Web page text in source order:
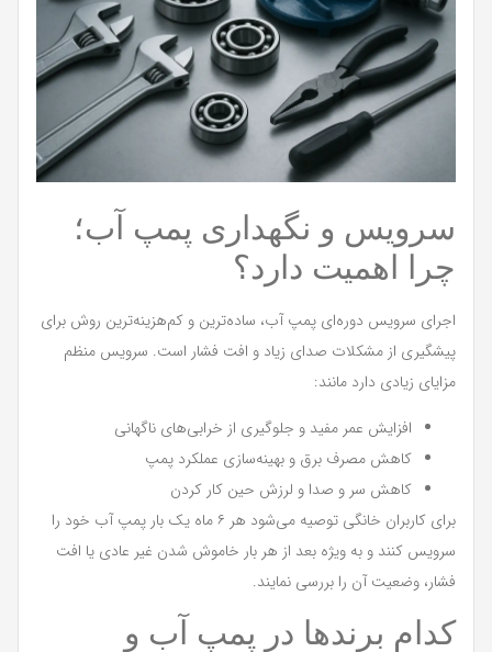
سرویس و نگهداری پمپ آب؛
چرا اهمیت دارد؟
اجرای سرویس دوره‌ای پمپ آب، ساده‌ترین و کم‌هزینه‌ترین روش برای
پیشگیری از مشکلات صدای زیاد و افت فشار است. سرویس منظم
مزایای زیادی دارد مانند:
افزایش عمر مفید و جلوگیری از خرابی‌های ناگهانی
کاهش مصرف برق و بهینه‌سازی عملکرد پمپ
کاهش سر و صدا و لرزش حین کار کردن
برای کاربران خانگی توصیه می‌شود هر ۶ ماه یک بار پمپ آب خود را
سرویس کنند و به ویژه بعد از هر بار خاموش شدن غیر عادی یا افت
فشار، وضعیت آن را بررسی نمایند.
کدام برندها در پمپ آب و